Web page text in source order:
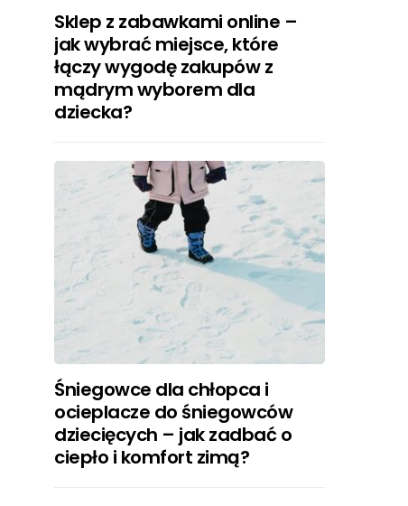
Sklep z zabawkami online –
jak wybrać miejsce, które
łączy wygodę zakupów z
mądrym wyborem dla
dziecka?
Śniegowce dla chłopca i
ocieplacze do śniegowców
dziecięcych – jak zadbać o
ciepło i komfort zimą?